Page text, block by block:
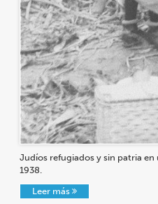
Judíos refugiados y sin patria
1938.
Leer más